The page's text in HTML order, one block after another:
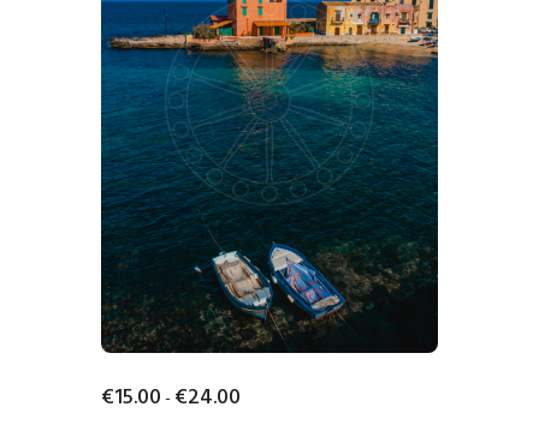
€15.00- €24.00